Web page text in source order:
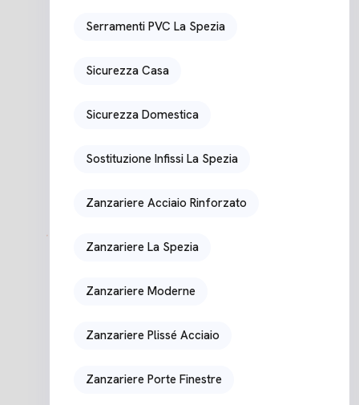
Serramenti PVC La Spezia
Sicurezza Casa
Sicurezza Domestica
Sostituzione Infissi La Spezia
Zanzariere Acciaio Rinforzato
Zanzariere La Spezia
Zanzariere Moderne
Zanzariere Plissé Acciaio
Zanzariere Porte Finestre